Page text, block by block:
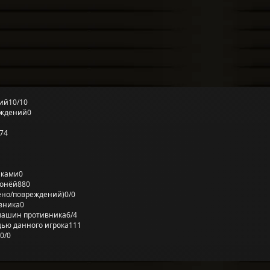
10/10
0
0
880
повреждений)0/0
0
противника6/4
данного игрока111
0/0